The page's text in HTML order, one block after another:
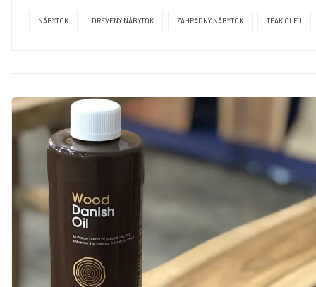
NÁBYTOK DREVENÝ NÁBYTOK ZÁHRADNÝ NÁBYTOK TEAK OLEJ